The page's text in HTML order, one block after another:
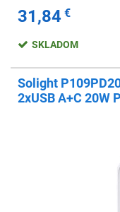
31,84 €
SKLADOM
Solight
2xUSB A+C 20W